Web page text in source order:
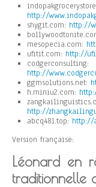
http://
shygit.com: http://
mesopecia.com:
ufitit.com: http://
codgerconsulting:
http://
ggmsolutions.net:
h.miniu2.com:
http://
abcq481.top: http://
Version française:
Léonard en
traditionnelle